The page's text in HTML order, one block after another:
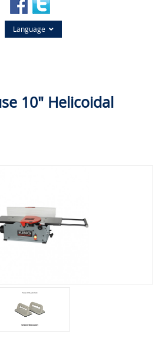
Language
10" Helicoidal